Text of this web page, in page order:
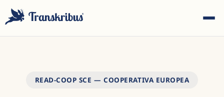
READ-COOP SCE — COOPERATIVA EUROPEA